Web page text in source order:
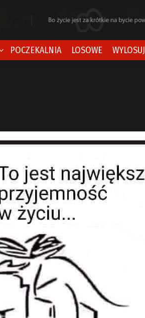
POCZEKALNIA LOSOWE WYLOSUJ